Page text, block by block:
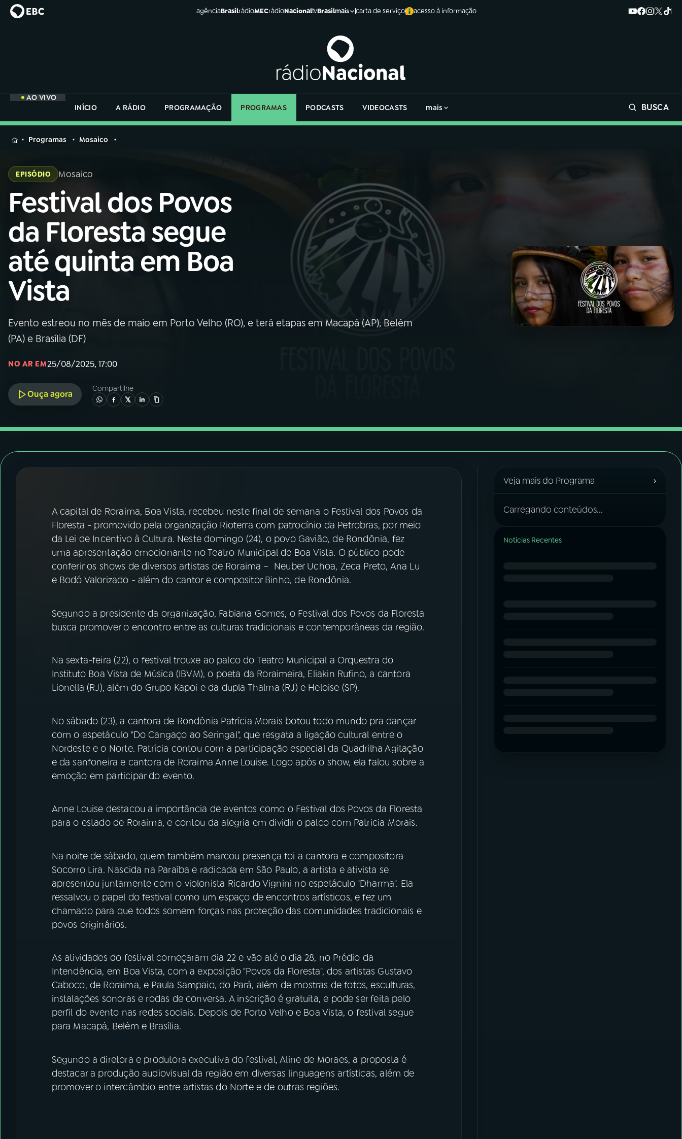
agênciaBrasilrádioMECrádioNacionaltvBrasilmais carta de serviço acesso à informação
AO VIVO
INÍCIO
A RÁDIO PROGRAMAÇÃO PROGRAMAS PODCASTS VIDEOCASTS mais BUSCA
MENU
Buscar
na
Rádio
Nacional
AO VIVO
01INÍCIO
02A RÁDIO
03 PROGRAMAÇÃO
05 PODCASTS
ACOMPANHE A RÁDIO NACIONAL
YouTube Facebook
Instagram X
na
Rádio
Programas Mosaico
EPISÓDIO Mosaico
Festival dos Povos
da Floresta segue
até quinta em Boa
Vista
Evento estreou no mês de maio em Porto Velho (RO), e terá etapas em Macapá (AP), Belém
(PA) e Brasília (DF)
NO AR EM25/08/2025, 17:00
Ouça agora
Compartilhe
A capital de Roraima, Boa Vista, recebeu neste final de semana o Festival dos Povos da
Floresta - promovido pela organização Rioterra com patrocínio da Petrobras, por meio
da Lei de Incentivo à Cultura. Neste domingo (24), o povo Gavião, de Rondônia, fez
uma apresentação emocionante no Teatro Municipal de Boa Vista. O público pode
conferir os shows de diversos artistas de Roraima – Neuber Uchoa, Zeca Preto, Ana Lu
e Bodó Valorizado - além do cantor e compositor Binho, de Rondônia.
Segundo a presidente da organização, Fabiana Gomes, o Festival dos Povos da Floresta
busca promover o encontro entre as culturas tradicionais e contemporâneas da região.
Na sexta-feira (22), o festival trouxe ao palco do Teatro Municipal a Orquestra do
Instituto Boa Vista de Música (IBVM), o poeta da Roraimeira, Eliakin Rufino, a cantora
Lionella (RJ), além do Grupo Kapoi e da dupla Thalma (RJ) e Heloise (SP).
No sábado (23), a cantora de Rondônia Patrícia Morais botou todo mundo pra dançar
com o espetáculo "Do Cangaço ao Seringal", que resgata a ligação cultural entre o
Nordeste e o Norte. Patrícia contou com a participação especial da Quadrilha Agitação
e da sanfoneira e cantora de Roraima Anne Louise. Logo após o show, ela falou sobre a
emoção em participar do evento.
Anne Louise destacou a importância de eventos como o Festival dos Povos da Floresta
para o estado de Roraima, e contou da alegria em dividir o palco com Patricia Morais.
Na noite de sábado, quem também marcou presença foi a cantora e compositora
Socorro Lira. Nascida na Paraíba e radicada em São Paulo, a artista e ativista se
apresentou juntamente com o violonista Ricardo Vignini no espetáculo "Dharma". Ela
ressalvou o papel do festival como um espaço de encontros artísticos, e fez um
chamado para que todos somem forças nas proteção das comunidades tradicionais e
povos originários.
As atividades do festival começaram dia 22 e vão até o dia 28, no Prédio da
Intendência, em Boa Vista, com a exposição "Povos da Floresta", dos artistas Gustavo
Caboco, de Roraima, e Paula Sampaio, do Pará, além de mostras de fotos, esculturas,
instalações sonoras e rodas de conversa. A inscrição é gratuita, e pode ser feita pelo
perfil do evento nas redes sociais. Depois de Porto Velho e Boa Vista, o festival segue
para Macapá, Belém e Brasília.
Segundo a diretora e produtora executiva do festival, Aline de Moraes, a proposta é
destacar a produção audiovisual da região em diversas linguagens artísticas, além de
promover o intercâmbio entre artistas do Norte e de outras regiões.
Veja mais do Programa ›
Carregando conteúdos...
Notícias Recentes